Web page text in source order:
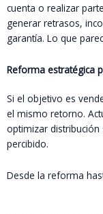
cuenta o realizar
generar retrasos,
garantía. Lo que
Reforma estratégica
Si el objetivo es
el mismo retorno.
optimizar
percibido.
Desde la reforma